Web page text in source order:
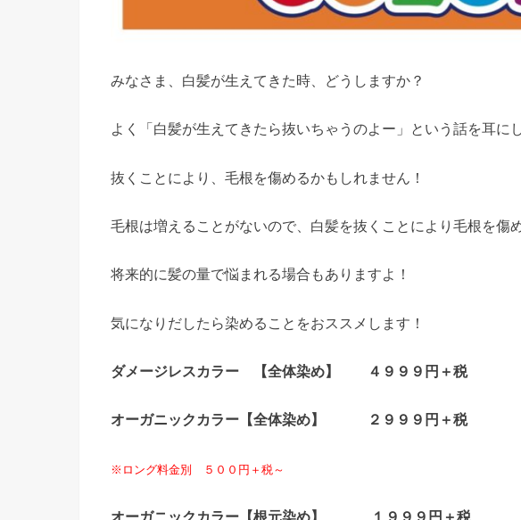
みなさま、白髪が生えてきた時、どうしますか？
よく「白髪が生えてきたら抜いちゃうのよー」という話を耳に
抜くことにより、毛根を傷めるかもしれません！
毛根は増えることがないので、白髪を抜くことにより毛根を傷
将来的に髪の量で悩まれる場合もありますよ！
気になりだしたら染めることをおススメします！
ダメージレスカラー 【全体染め】 ４９９９円＋税
オーガニックカラー【全体染め】 ２９９９円＋税
※ロング料金別 ５００円＋税～
オーガニックカラー【根元染め】 １９９９円＋税